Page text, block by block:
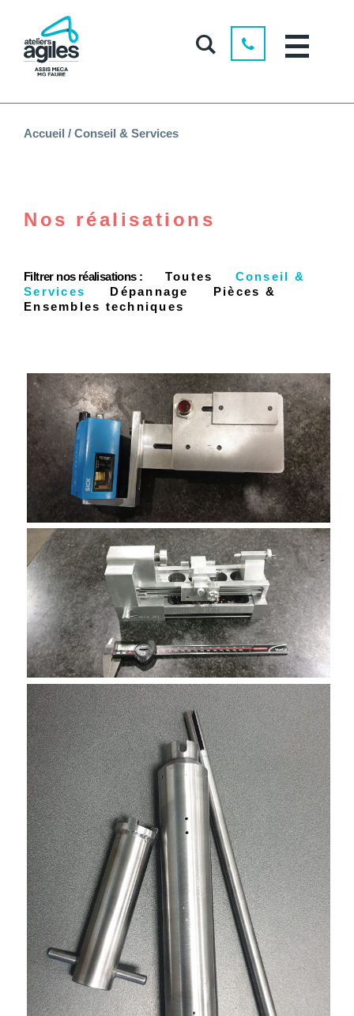
Accueil / Conseil & Services
Nos réalisations
Filtrer nos réalisations : Toutes
Conseil &
Services
Dépannage
Pièces &
Ensembles techniques